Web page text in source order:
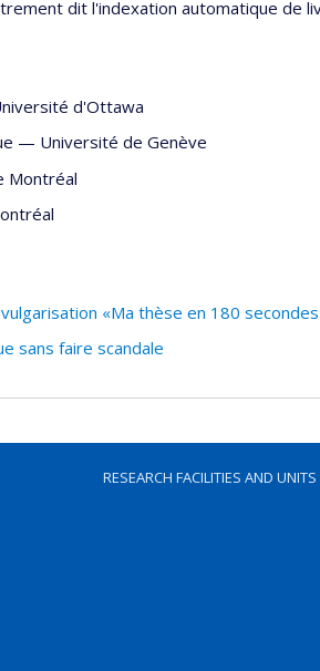
dit l'indexation automatique de
d'Ottawa
— Université de Genève
Montréal
«Ma thèse en 180
sans faire scandale
RESEARCH FACILITIES AND UNITS